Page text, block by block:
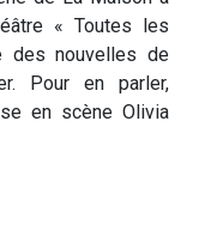
« Toutes les
des nouvelles de
Pour en parler,
en scène Olivia